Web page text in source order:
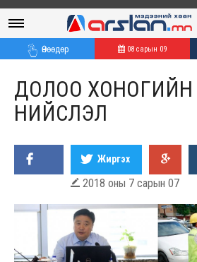
Өнөөдөр 08 сарын 09
ДОЛОО
НИЙСЛЭЛ
Жиргэх
 2018 оны 7 сарын 07